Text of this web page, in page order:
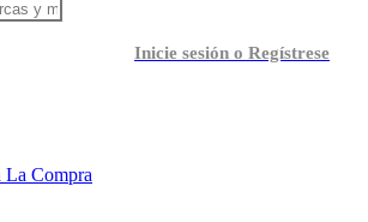
Inicie sesión o Regístrese
La Compra